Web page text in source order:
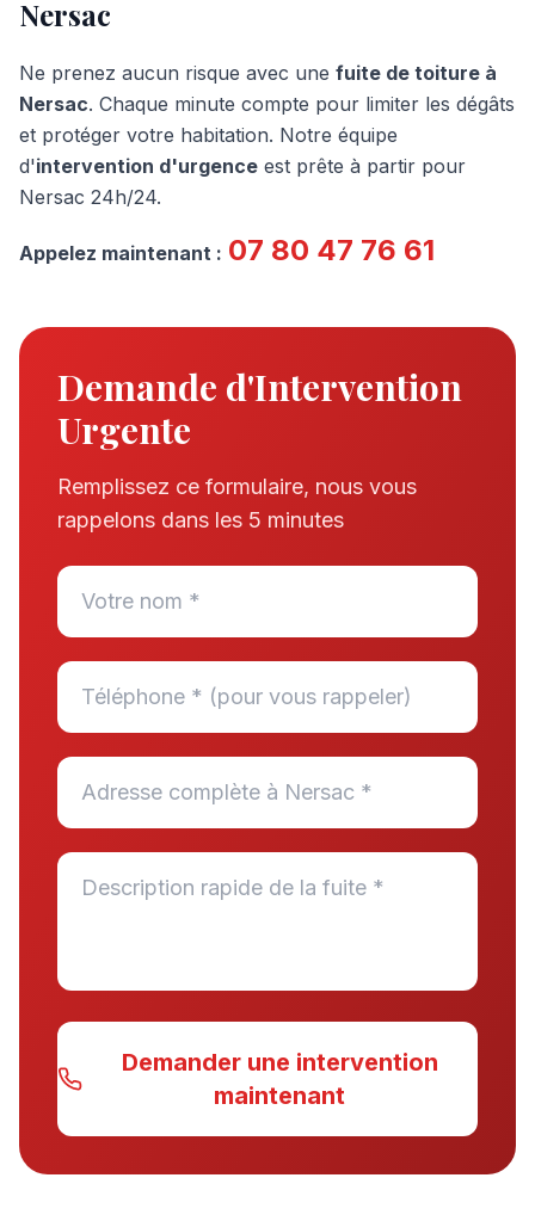
Nersac
Ne prenez aucun risque avec une fuite de toiture à
Nersac. Chaque minute compte pour limiter les dégâts
et protéger votre habitation. Notre équipe
d'intervention d'urgence est prête à partir pour
Nersac 24h/24.
Appelez maintenant : 07 80 47 76 61
Demande d'Intervention
Urgente
Remplissez ce formulaire, nous vous
rappelons dans les 5 minutes
Demander une intervention
maintenant